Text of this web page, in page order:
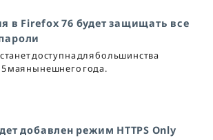
в Firefox 76 будет защищать все
доступна для большинства
5 мая нынешнего года.
добавлен режим HTTPS Only